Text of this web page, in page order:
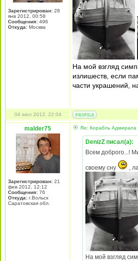
Зарегистрирован: 28
янв 2012, 00:58
Сообщения: 496
Откуда: Москва
На мой взгляд
излишеств, если
части украшений,
04 июл 2012, 22:04
malder75
Зарегистрирован: 21
фев 2012, 12:12
Сообщения: 76
Откуда: г.Вольск
Саратовская обл.
Re: Корабль Адмирала
DenizZ писал(а):
Всем доброго...!
своему сну ,
На мой взгляд